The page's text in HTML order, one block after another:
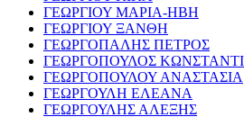
ΓΕΩΡΓΙΟΥ ΜΑΡΙΑ-ΗΒΗ
ΓΕΩΡΓΙΟΥ ΞΑΝΘΗ
ΓΕΩΡΓΟΠΑΛΗΣ ΠΕΤΡΟΣ
ΓΕΩΡΓΟΠΟΥΛΟΣ
ΓΕΩΡΓΟΠΟΥΛΟΥ ΑΝΑΣΤΑΣΙΑ
ΓΕΩΡΓΟΥΛΗ ΕΛΕΑΝΑ
ΓΕΩΡΓΟΥΛΗΣ ΑΛΕΞΗΣ